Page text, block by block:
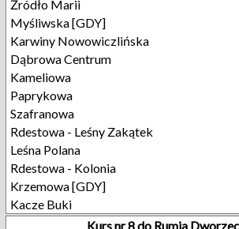
Źródło Marii
Myśliwska [GDY]
Karwiny Nowowiczlińska
Dąbrowa Centrum
Kameliowa
Paprykowa
Szafranowa
Rdestowa - Leśny Zakątek
Leśna Polana
Rdestowa - Kolonia
Krzemowa [GDY]
Kacze Buki
Kurs nr 8 do Rumia